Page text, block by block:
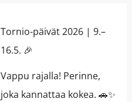
Tornio-päivät 2026 | 9.–
16.5. 🎉
Vappu rajalla! Perinne,
joka kannattaa kokea. 🚗✨